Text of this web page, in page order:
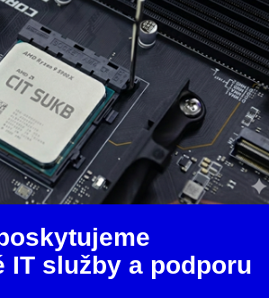
IT služby a podporu